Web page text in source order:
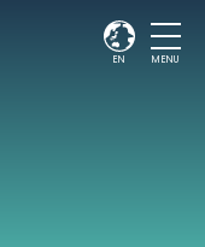
EN MENU